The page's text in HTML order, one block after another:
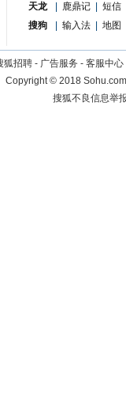
天龙
鹿鼎记
短信
搜狗
输入法 地图
狐招聘 - 广告服务 - 客服中心
Copyright©2018
搜狐不良信息举